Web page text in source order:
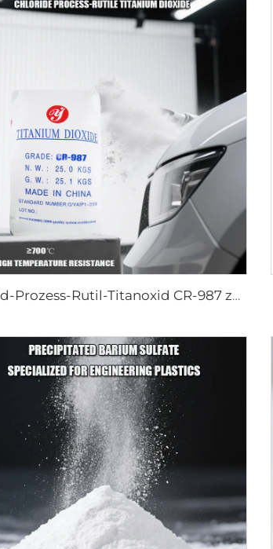
Chlorid-Prozess-Rutil-Titanoxid CR-987 zur Verwendung in Beschichtungen mit überaus hohen Wetterbeständigkeitsanforderungen